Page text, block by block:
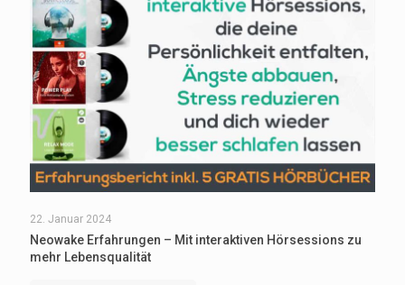
22. Januar 2024
Neowake Erfahrungen – Mit interaktiven Hörsessions zu
mehr Lebensqualität